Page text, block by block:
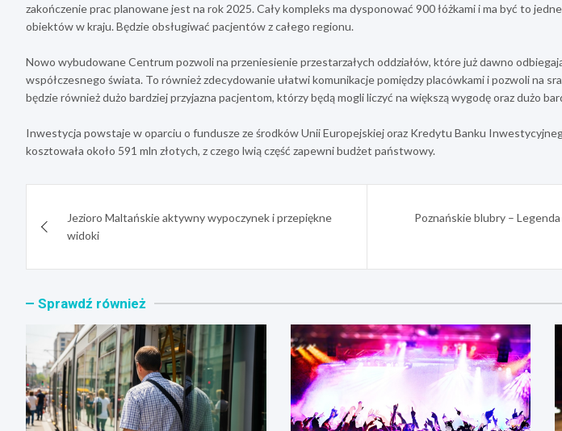
zakończenie prac planowane jest na rok 2025. Cały kompleks ma dysponować 900 łóżkami i ma być to
obiektów w kraju. Będzie obsługiwać pacjentów z całego regionu.
Nowo wybudowane Centrum pozwoli na przeniesienie przestarzałych oddziałów, które już dawno
współczesnego świata. To również zdecydowanie ułatwi komunikacje pomiędzy placówkami i pozwoli na
będzie również dużo bardziej przyjazna pacjentom, którzy będą mogli liczyć na większą wygodę oraz dużo
Inwestycja powstaje w oparciu o fundusze ze środków Unii Europejskiej oraz Kredytu Banku
kosztowała około 591 mln złotych, z czego lwią część zapewni budżet państwowy.
wpisuJezioro Maltańskie aktywny wypoczynek i przepiękne
widoki
Poznańskie blubry –
Sprawdź również